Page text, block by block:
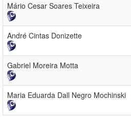
Mário Cesar Soares Teixeira
André Cintas Donizette
Gabriel Moreira Motta
Maria Eduarda Dall Negro Mochinski